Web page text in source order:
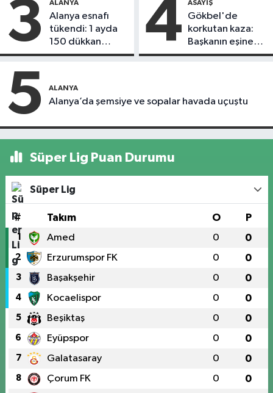
3 ALANYA
Alanya esnafı
tükendi: 1 ayda
150 dükkan
kapandı
4 ASAYIŞ
Gökbel'de
korkutan kaza:
Başkanın eşine
motosiklet çarptı
5 ALANYA
Alanya’da şemsiye ve sopalar havada uçuştu
Süper Lig Puan Durumu
Süper Lig
# Takım O P
1 Amed 0 0
2 Erzurumspor FK 0 0
3 Başakşehir 0 0
4 Kocaelispor 0 0
5 Beşiktaş 0 0
6 Eyüpspor 0 0
7 Galatasaray 0 0
8 Çorum FK 0 0